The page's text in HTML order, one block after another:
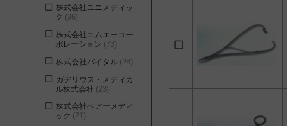
株式会社ユニメディッ
ク
96
株式会社エムエーコー
ポレーション 73
株式会社バイタル 28
ガデリウス・メディカ
ル株式会社 23
株式会社ベアーメディ
ック
21